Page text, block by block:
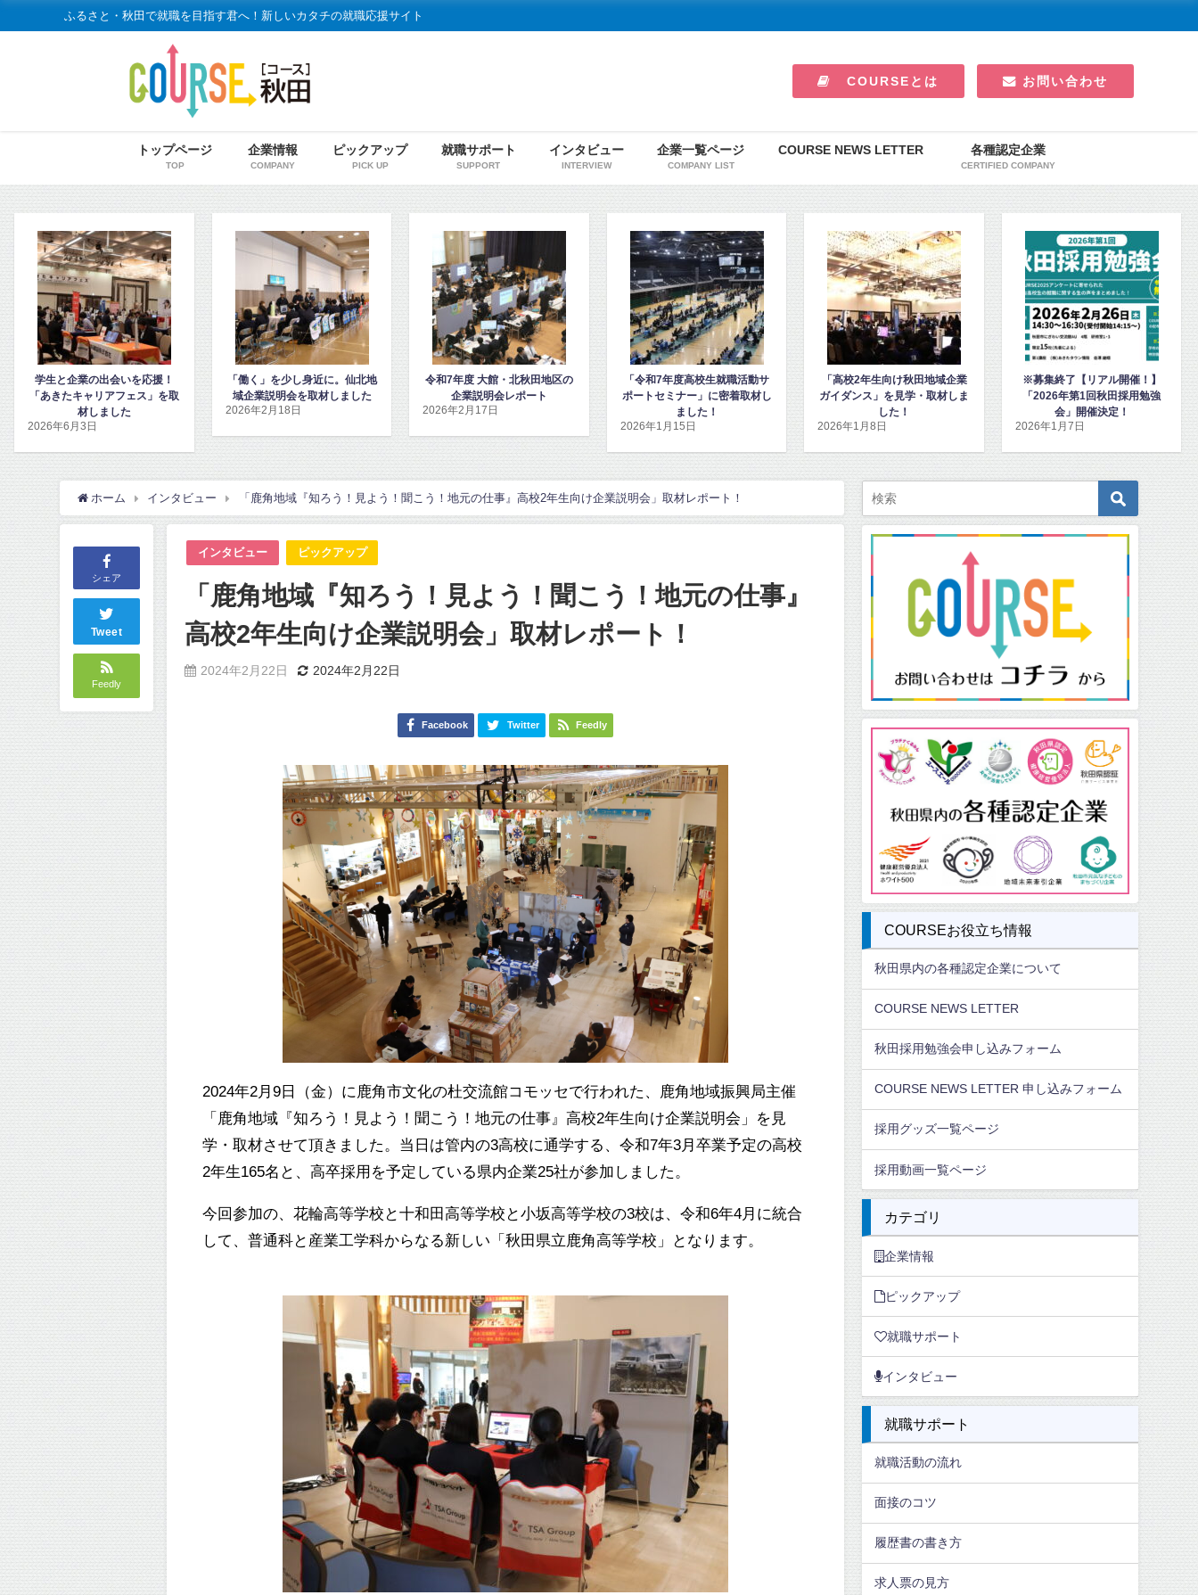
ふるさと・秋田で就職を目指す君へ！新しいカタチの就職応援サイト
COURSEとは お問い合わせ
トップページ
TOP
企業情報
COMPANY
ピックアップ
PICK UP
就職サポート
SUPPORT
インタビュー
INTERVIEW
企業一覧ページ
COMPANY LIST
COURSE NEWS LETTER 各種認定企業
CERTIFIED COMPANY
「働く」を少し身近に。仙北地
域企業説明会を取材しました
2026年2月18日
令和7年度 大館・北秋田地区の
企業説明会レポート
2026年2月17日
「令和7年度高校生就職活動サ
ポートセミナー」に密着取材し
ました！
「高校2年生向け秋田地域企業
ガイダンス」を見学・取材しま
した！
2026年1月8日
※募集終了【リアル開催！】
「2026年第1回秋田採用勉強
会」開催決定！
2026年1月7日
五城目第一中のエコキャップ活
動に、東電化工業が秋田ノーザ
ンハピネッツ観戦チケットを寄
2025年12月15日
ホーム インタビュー 「鹿角地域『知ろう！見よう！聞こう！地元の仕事』高校2年生向け企業説明会」取材レポート！
シェア
Tweet
Feedly
インタビュー ピックアップ
「鹿角地域『知ろう！見よう！聞こう！地元の仕事』
高校2年生向け企業説明会」取材レポート！
2024年2月22日 2024年2月22日
Facebook Twitter Feedly
2024年2 月9 日（金）に鹿角市文化の杜交流館コモッセで行われた、鹿角地域振興局主催
「鹿角地域『知ろう！見よう！聞こう！地元の仕事』高校2年生向け企業説明会」を見
学・取材させて頂きました。当日は管内の3高校に通学する、令和7年3 月卒業予定の高校
2年生165名と、高卒採用を予定している県内企業25社が参加しました。
今回参加の、花輪高等学校と十和田高等学校と小坂高等学校の3校は、令和6年4 月に統合
して、普通科と産業工学科からなる新しい「秋田県立鹿角高等学校」となります。
COURSEお役立ち情報
秋田県内の各種認定企業について
COURSE NEWS LETTER
秋田採用勉強会申し込みフォーム
COURSE NEWS LETTER 申し込みフォーム
採用グッズ一覧ページ
採用動画一覧ページ
カテゴリ
企業情報
ピックアップ
就職サポート
インタビュー
就職サポート
就職活動の流れ
面接のコツ
履歴書の書き方
求人票の見方